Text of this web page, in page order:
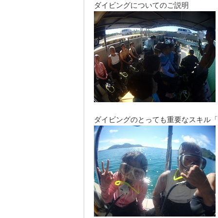
ダイビングについてのご説明
ダイビングのとっても重要なスキル「